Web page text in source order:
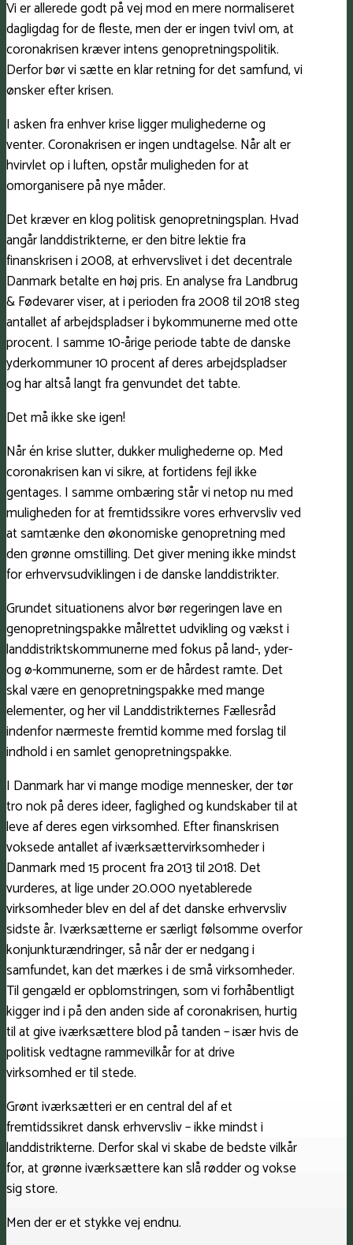
Vi er allerede godt på vej mod en mere normaliseret
dagligdag for de fleste, men der er ingen tvivl om, at
coronakrisen kræver intens genopretningspolitik.
Derfor bør vi sætte en klar retning for det samfund, vi
ønsker efter krisen.
I asken fra enhver krise ligger mulighederne og
venter. Coronakrisen er ingen undtagelse. Når alt er
hvirvlet op i luften, opstår muligheden for at
omorganisere på nye måder.
Det kræver en klog politisk genopretningsplan. Hvad
angår landdistrikterne, er den bitre lektie fra
finanskrisen i 2008, at erhvervslivet i det decentrale
Danmark betalte en høj pris. En analyse fra Landbrug
& Fødevarer viser, at i perioden fra 2008 til 2018 steg
antallet af arbejdspladser i bykommunerne med otte
procent. I samme 10-årige periode tabte de danske
yderkommuner 10 procent af deres arbejdspladser
og har altså langt fra genvundet det tabte.
Det må ikke ske igen!
Når én krise slutter, dukker mulighederne op. Med
coronakrisen kan vi sikre, at fortidens fejl ikke
gentages. I samme ombæring står vi netop nu med
muligheden for at fremtidssikre vores erhvervsliv ved
at samtænke den økonomiske genopretning med
den grønne omstilling. Det giver mening ikke mindst
for erhvervsudviklingen i de danske landdistrikter.
Grundet situationens alvor bør regeringen lave en
genopretningspakke målrettet udvikling og vækst i
landdistrikts­kommunerne med fokus på land-, yder-
og ø-kommunerne, som er de hårdest ramte. Det
skal være en genopretningspakke med mange
elementer, og her vil Landdistrikternes Fællesråd
indenfor nærmeste fremtid komme med forslag til
indhold i en samlet genopretningspakke.
I Danmark har vi mange modige mennesker, der tør
tro nok på deres ideer, faglighed og kundskaber til at
leve af deres egen virksomhed. Efter finanskrisen
voksede antallet af iværksættervirksomheder i
Danmark med 15 procent fra 2013 til 2018. Det
vurderes, at lige under 20.000 nyetablerede
virksomheder blev en del af det danske erhvervsliv
sidste år. Iværksætterne er særligt følsomme overfor
konjunkturændringer, så når der er nedgang i
samfundet, kan det mærkes i de små virksomheder.
Til gengæld er opblomstringen, som vi forhåbentligt
kigger ind i på den anden side af coronakrisen, hurtig
til at give iværksættere blod på tanden – især hvis de
politisk vedtagne rammevilkår for at drive
virksomhed er til stede.
Grønt iværksætteri er en central del af et
fremtidssikret dansk erhvervsliv – ikke mindst i
landdistrikterne. Derfor skal vi skabe de bedste vilkår
for, at grønne iværksættere kan slå rødder og vokse
sig store.
Men der er et stykke vej endnu.